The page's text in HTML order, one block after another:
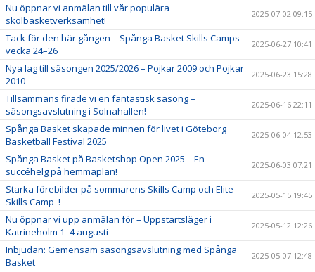
Nu öppnar vi anmälan till vår populära
skolbasketverksamhet!
2025-07-02 09:15
Tack för den här gången – Spånga Basket Skills Camps
vecka 24–26
2025-06-27 10:41
Nya lag till säsongen 2025/2026 – Pojkar 2009 och Pojkar
2010
2025-06-23 15:28
Tillsammans firade vi en fantastisk säsong –
säsongsavslutning i Solnahallen!
2025-06-16 22:11
Spånga Basket skapade minnen för livet i Göteborg
Basketball Festival 2025
2025-06-04 12:53
Spånga Basket på Basketshop Open 2025 – En
succéhelg på hemmaplan!
2025-06-03 07:21
Starka förebilder på sommarens Skills Camp och Elite
Skills Camp !
2025-05-15 19:45
Nu öppnar vi upp anmälan för – Uppstartsläger i
Katrineholm 1–4 augusti
2025-05-12 12:26
Inbjudan: Gemensam säsongsavslutning med Spånga
Basket
2025-05-07 12:48